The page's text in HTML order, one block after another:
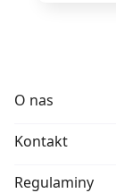
O nas
Kontakt
Regulaminy